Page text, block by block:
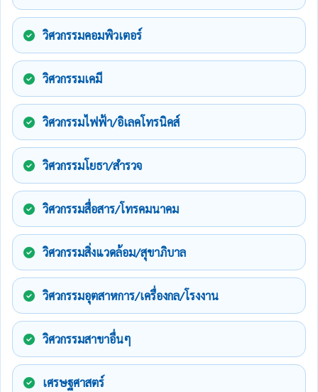
วิศวกรรมคอมพิวเตอร์
วิศวกรรมเคมี
วิศวกรรมไฟฟ้า/อิเลคโทรนิคส์
วิศวกรรมโยธา/สำรวจ
วิศวกรรมสื่อสาร/โทรคมนาคม
วิศวกรรมสิ่งแวดล้อม/สุขาภิบาล
วิศวกรรมอุตสาหการ/เครื่องกล/โรงงาน
วิศวกรรมสาขาอื่นๆ
เศรษฐศาสตร์